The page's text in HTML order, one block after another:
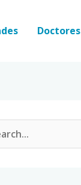
Doctores